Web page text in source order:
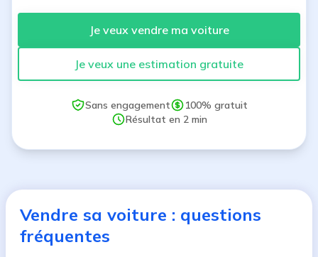
Je veux vendre ma voiture
Je veux une estimation gratuite
Sans engagement
100% gratuit
Résultat en 2 min
Vendre sa voiture : questions
fréquentes